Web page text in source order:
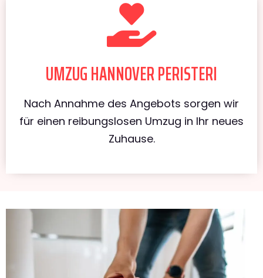
UMZUG HANNOVER PERISTERI
Nach Annahme des Angebots sorgen wir
für einen reibungslosen Umzug in Ihr neues
Zuhause.